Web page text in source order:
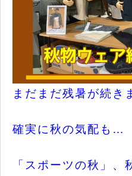
まだまだ残暑が続き
確実に秋の気配も…
「スポーツの秋」、